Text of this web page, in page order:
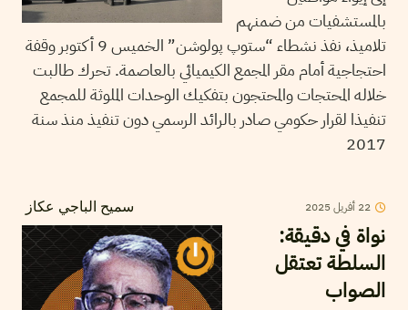
بالمستشفيات من ضمنهم
تلاميذ، نفذ نشطاء “ستوپ پولوشن” الخميس 9 أكتوبر وقفة
احتجاجية أمام مقر المجمع الكيميائي بالعاصمة. تحرك طالبت
خلاله المحتجات والمحتجون بتفكيك الوحدات الملوثة للمجمع
تنفيذا لقرار حكومي صادر بالرائد الرسمي دون تنفيذ منذ سنة
2017
سميح الباجي عكاز 22 أفريل 2025
نواة في دقيقة:
السلطة تعتقل
الصواب